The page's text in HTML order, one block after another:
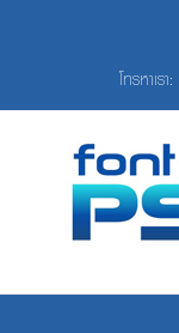
โทรหาเรา: